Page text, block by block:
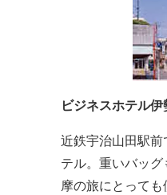
ビジネスホテル伊
近鉄宇治山田駅
テル。重いバッ
摩の旅にとって